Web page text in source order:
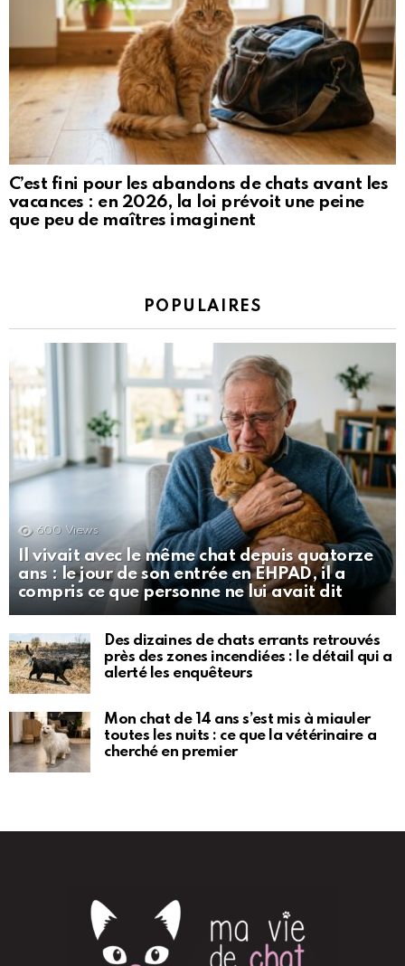
C’est fini pour les abandons de chats avant les
vacances : en 2026, la loi prévoit une peine
que peu de maîtres imaginent
POPULAIRES
600 Views
Il vivait avec le même chat depuis quatorze
ans : le jour de son entrée en EHPAD, il a
compris ce que personne ne lui avait dit
Des dizaines de chats errants retrouvés
près des zones incendiées : le détail qui a
alerté les enquêteurs
Mon chat de 14 ans s’est mis à miauler
toutes les nuits : ce que la vétérinaire a
cherché en premier